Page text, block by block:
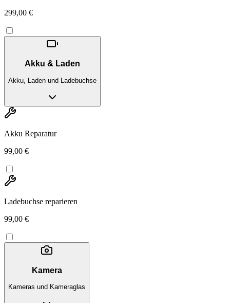
299,00 €
Akku & Laden
Akku, Laden und Ladebuchse
Akku Reparatur
99,00 €
Ladebuchse reparieren
99,00 €
Kamera
Kameras und Kameraglas